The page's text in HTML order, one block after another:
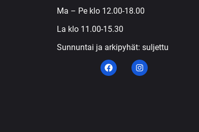
Ma – Pe klo 12.00-18.00
La klo 11.00-15.30
Sunnuntai ja arkipyhät: suljettu